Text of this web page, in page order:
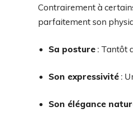
Contrairement à
parfaitement son
Sa posture: Tantôt
Son expressivité:
Son élégance